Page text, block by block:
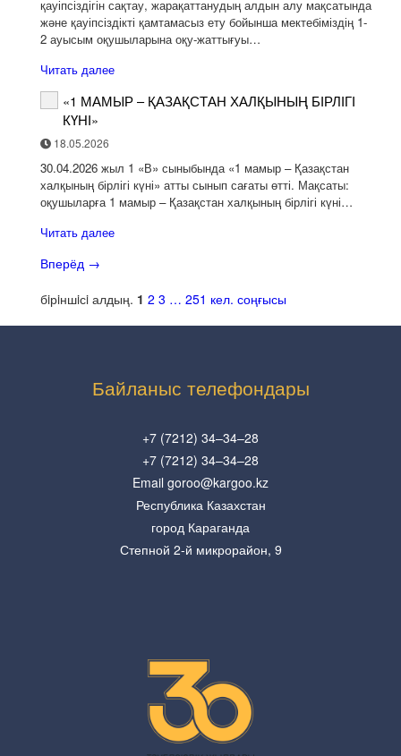
қауіпсіздігін сақтау, жарақаттанудың алдын алу мақсатында
және қауіпсіздікті қамтамасыз ету бойынша мектебіміздің 1-
2 ауысым оқушыларына оқу-жаттығуы…
Читать далее
«1 МАМЫР – ҚАЗАҚСТАН ХАЛҚЫНЫҢ БІРЛІГІ
КҮНІ»
18.05.2026
30.04.2026 жыл 1 «В» сыныбында «1 мамыр – Қазақстан
халқының бірлігі күні» атты сынып сағаты өтті. Мақсаты:
оқушыларға 1 мамыр – Қазақстан халқының бірлігі күні…
Читать далее
Вперёд →
бiрiншiсi алдың. 1 2 3 … 251 кел. соңғысы
Байланыс телефондары
+7 (7212) 34–34–28
+7 (7212) 34–34–28
Email goroo@kargoo.kz
Республика Казахстан
город Караганда
Степной 2-й микрорайон, 9